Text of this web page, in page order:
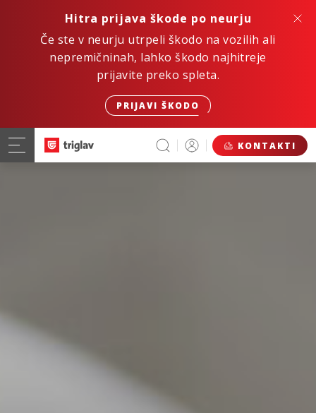
Hitra prijava škode po neurju
Če ste v neurju utrpeli škodo na vozilih ali
nepremičninah, lahko škodo najhitreje
prijavite preko spleta.
PRIJAVI ŠKODO
KONTAKTI